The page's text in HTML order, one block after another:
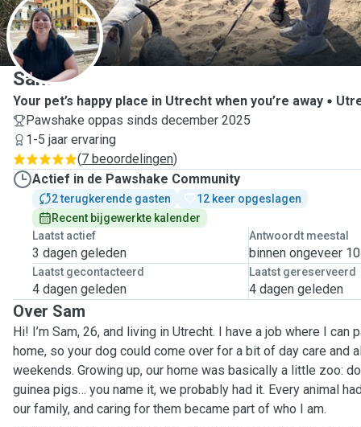
S
Sam
Your pet’s happy place in Utrecht when you’re away
Pawshake oppas sinds december 2025
1-5 jaar ervaring
(7 beoordelingen)
Actief in de Pawshake Community
2 terugkerende gasten
12 keer opgeslagen
Recent bijgewerkte kalender
Laatst actief
3 dagen geleden
Antwoordt meestal
binnen ongeveer
Laatst gecontacteerd
4 dagen geleden
Laatst gereserveerd
4 dagen geleden
Over Sam
Hi! I’m Sam, 26, and living in Utrecht. I have a job where I can
home, so your dog could come over for a bit of day care and
weekends. Growing up, our home was basically a little zoo:
guinea pigs… you name it, we probably had it. Every animal
our family, and caring for them became part of who I am.